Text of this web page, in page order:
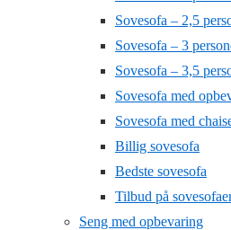
Sovesofa – 2,5
Sovesofa – 3
Sovesofa – 3,5
Sovesofa med
Sovesofa med
Billig sovesofa
Bedste sovesofa
Tilbud på
Seng med opbevaring